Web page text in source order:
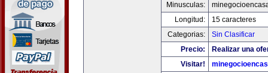
Minusculas:
Longitud:
15 caracteres
Categorias:
Sin Clasificar
Precio:
Realizar una
Visitar!